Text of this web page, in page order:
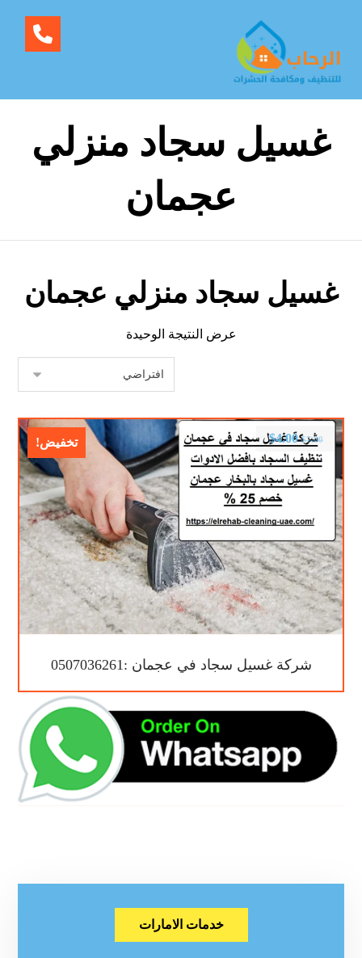
غسيل سجاد منزلي
عجمان
غسيل سجاد منزلي عجمان
عرض النتيجة الوحيدة
تخفيض!
شركة غسيل سجاد في عجمان :0507036261
$7.00
$4.00
خدمات الامارات